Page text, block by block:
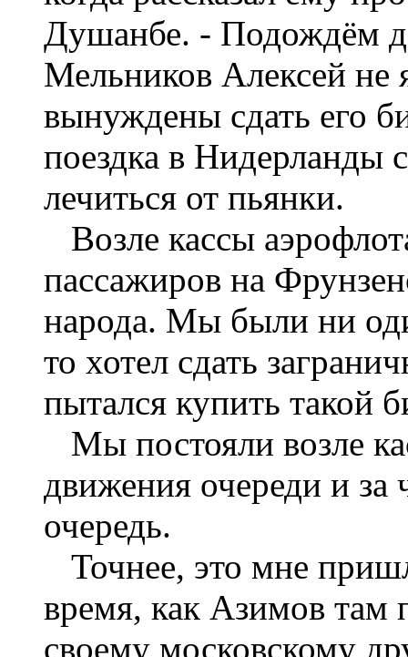
Душанбе. - Подождём
Мельников Алексей не
вынуждены сдать его
поездка в Нидерланды
лечиться от пьянки.
Возле кассы
пассажиров на
народа. Мы были ни
то хотел сдать
пытался купить такой
Мы постояли возле
движения очереди и за
очередь.
Точнее, это мне
время, как Азимов там
своему московскому